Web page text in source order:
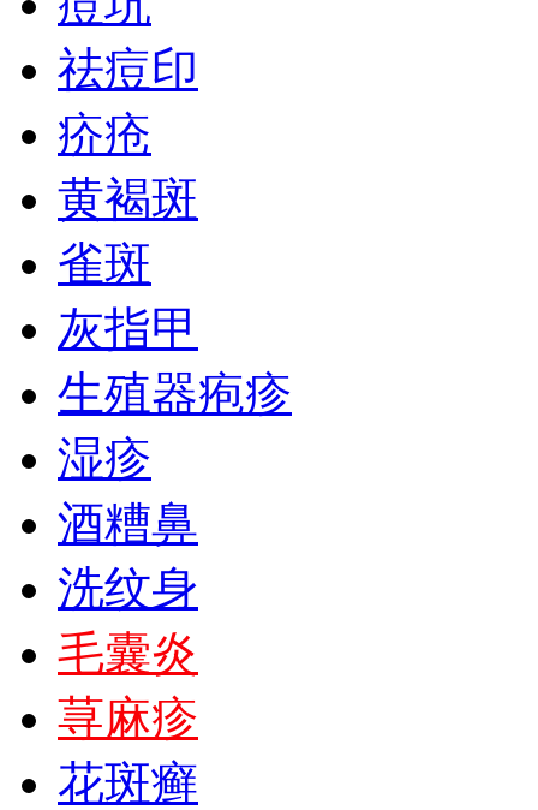
祛痘印
疥疮
黄褐斑
雀斑
灰指甲
生殖器疱疹
湿疹
酒糟鼻
洗纹身
毛囊炎
荨麻疹
花斑癣